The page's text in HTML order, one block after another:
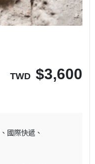
TWD $3,600
國際快遞